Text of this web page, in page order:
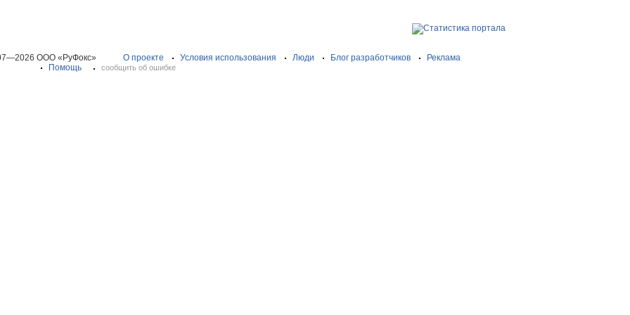
ООО «РуФокс» О проекте Условия использования Люди Блог разработчиков
Реклама
Помощь
сообщить об ошибке